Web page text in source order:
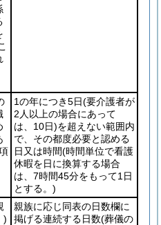
1の年につき5日(要介護者が
2人以上の場合にあって
は、10日)を超えない範囲内
で、その都度必要と認める
日又は時間(時間単位で看護
休暇を日に換算する場合
は、7時間45分をもって1日
とする。)
)
親族に応じ同表の日数欄に
掲げる連続する日数(葬儀の